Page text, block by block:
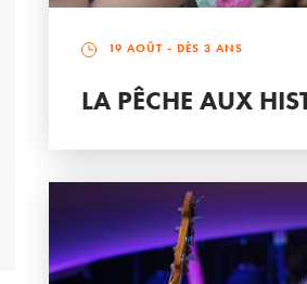
19 AOÛT - DÈS 3 ANS
LA PÊCHE AUX